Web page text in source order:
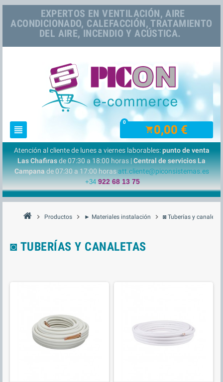
EXPERTOS EN VENTILACIÓN, AIRE
ACONDICIONADO, CALEFACCIÓN, TRATAMIENTO
DEL AIRE, INCENDIO Y ACÚSTICA.
view_headline shopping_cart0,00 €
0
Atención al cliente de lunes a viernes laborables:punto de venta
Las Chafirasde 07:30 a 18:00 horas |Central de servicios La
Campanade 07:30 a 17:00 horasatt.cliente@piconsistemas.es
+34 922 68 13 75
chevron_right Productos chevron_right ► Materiales instalación chevron_right ◙ Tuberías y canaletas
◙ TUBERÍAS Y CANALETAS